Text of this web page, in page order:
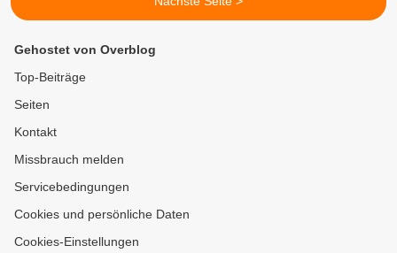
Gehostet von Overblog
Top-Beiträge
Seiten
Kontakt
Missbrauch melden
Servicebedingungen
Cookies und persönliche Daten
Cookies-Einstellungen